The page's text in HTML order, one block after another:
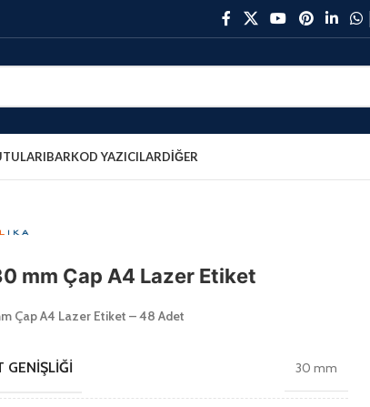
BARKOD YAZICILARDIĞER
mm Çap A4 Lazer Etiket
Çap A4 Lazer Etiket – 48 Adet
GENIŞLIĞI 30 mm